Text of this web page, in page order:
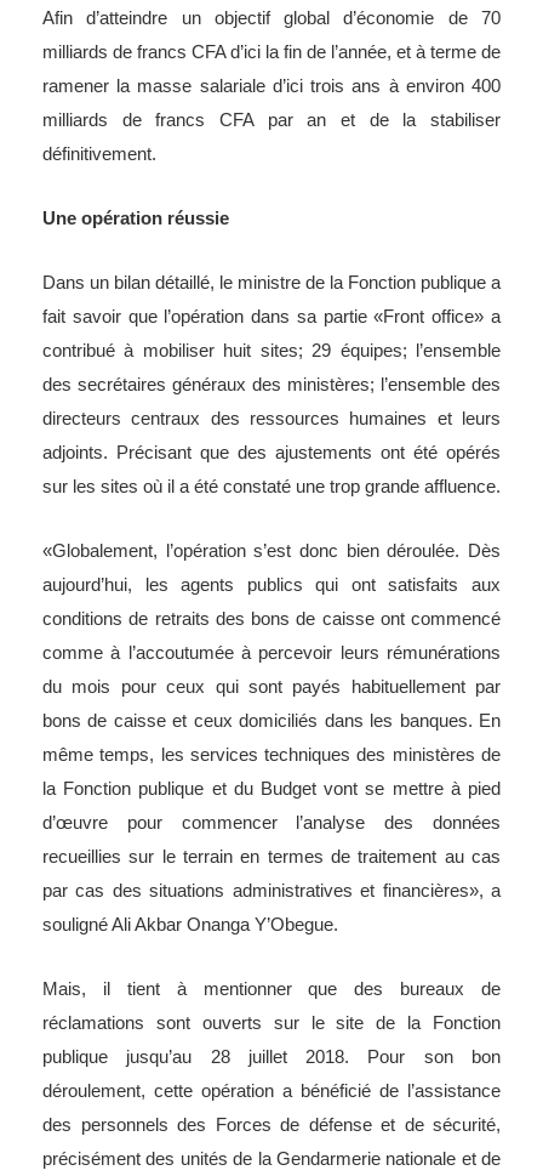
Afin d’atteindre un objectif global d’économie de 70
milliards de francs CFA d’ici la fin de l’année, et à terme de
ramener la masse salariale d’ici trois ans à environ 400
milliards de francs CFA par an et de la stabiliser
définitivement.
Une opération réussie
Dans un bilan détaillé, le ministre de la Fonction publique a
fait savoir que l’opération dans sa partie «Front office» a
contribué à mobiliser huit sites; 29 équipes; l’ensemble
des secrétaires généraux des ministères; l’ensemble des
directeurs centraux des ressources humaines et leurs
adjoints. Précisant que des ajustements ont été opérés
sur les sites où il a été constaté une trop grande affluence.
«Globalement, l’opération s’est donc bien déroulée. Dès
aujourd’hui, les agents publics qui ont satisfaits aux
conditions de retraits des bons de caisse ont commencé
comme à l’accoutumée à percevoir leurs rémunérations
du mois pour ceux qui sont payés habituellement par
bons de caisse et ceux domiciliés dans les banques. En
même temps, les services techniques des ministères de
la Fonction publique et du Budget vont se mettre à pied
d’œuvre pour commencer l’analyse des données
recueillies sur le terrain en termes de traitement au cas
par cas des situations administratives et financières», a
souligné Ali Akbar Onanga Y’Obegue.
Mais, il tient à mentionner que des bureaux de
réclamations sont ouverts sur le site de la Fonction
publique jusqu’au 28 juillet 2018. Pour son bon
déroulement, cette opération a bénéficié de l’assistance
des personnels des Forces de défense et de sécurité,
précisément des unités de la Gendarmerie nationale et de